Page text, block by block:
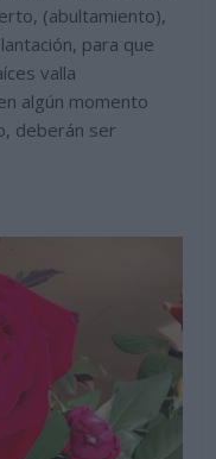
(abultamiento),
para que
valla
algún momento
deberán ser